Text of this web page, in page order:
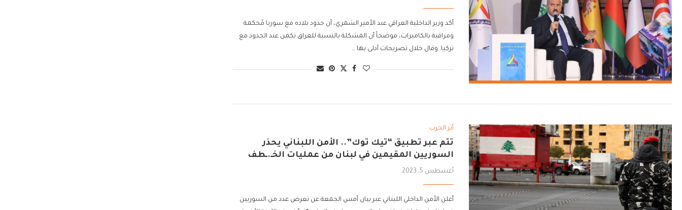
أكد وزير الداخلية العراقي عبد الأمير الشمري، أن حدود بلاده مع سوريا مُحكمة
ومراقبة بالكاميرات، موضحاً أن المشكلة بالنسبة للعراق تكمن عند الحدود مع
تركيا. وقال خلال تصريحات أدلى بها …
أثر الحرب
تتم عبر تطبيق “تيك توك”.. الأمن اللبناني يحذر
السوريين المقيمين في لبنان من عمليات الخـ.ـطف
أغسطس 5, 2023
أعلن الأمن الداخلي اللبناني عبر بيان أمس الجمعة عن تعرض عدد من السوريين